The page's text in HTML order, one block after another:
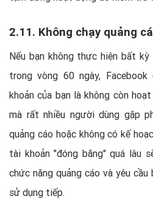
2.11. Không chạy quảng
Nếu bạn không thực hiện bất
trong vòng 60 ngày,
khoản của bạn là không còn
mà rất nhiều người dùng gặp
quảng cáo hoặc không có kế
tài khoản "đóng băng" quá lâu
chức năng quảng cáo và yêu cầu
sử dụng tiếp.